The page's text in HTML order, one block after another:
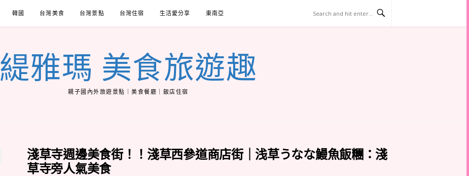
韓國 台灣美食 台灣景點 台灣住宿 生活愛分享 東南亞
緹雅瑪 美食旅遊趣
親子國內外旅遊景點｜美食餐廳｜飯店住宿
淺草寺週邊美食街！！淺草西參道商店街｜浅草うなな鰻魚飯糰：淺
草寺旁人氣美食